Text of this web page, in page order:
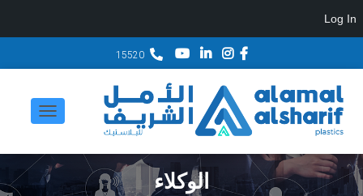
Log In
15520
ت
ب
د
الوكلاء